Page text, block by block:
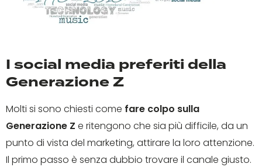
I social media preferiti della
Generazione Z
Molti si sono chiesti come fare colpo sulla
Generazione Z e ritengono che sia più difficile, da un
punto di vista del marketing, attirare la loro attenzione.
Il primo passo è senza dubbio trovare il canale giusto.